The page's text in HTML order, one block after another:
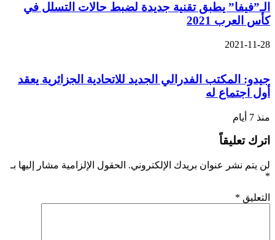
الـ”فيفا” يطبق تقنية جديدة لضبط حالات التسلل في
كأس العرب 2021
2021-11-28
جيدو: المكتب الفدرالي الجديد للاتحادية الجزائرية يعقد
أول اجتماع له
منذ 7 أيام
اترك تعليقاً
لن يتم نشر عنوان بريدك الإلكتروني. الحقول الإلزامية مشار إليها بـ
*
التعليق *